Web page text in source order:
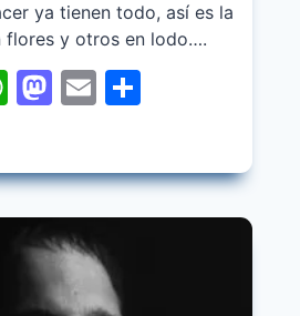
ya tienen todo, así es la
flores y otros en lodo….
WhatsApp
Mastodon
Email